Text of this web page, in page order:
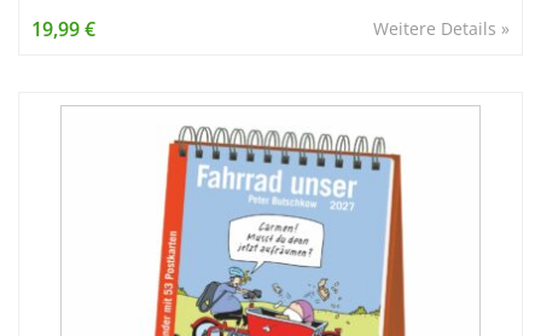
Weitere Details »
19,99 €